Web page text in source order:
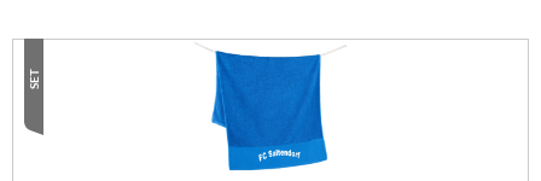
SET